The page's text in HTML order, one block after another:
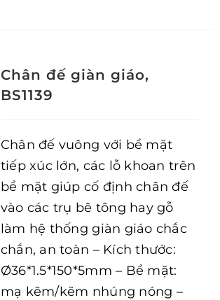
Chân đế giàn giáo,
BS1139
Chân đế vuông với bề mặt
tiếp xúc lớn, các lỗ khoan trên
bề mặt giúp cố định chân đế
vào các trụ bê tông hay gỗ
làm hệ thống giàn giáo chắc
chắn, an toàn – Kích thước:
Ø36*1.5*150*5mm – Bề mặt:
mạ kẽm/kẽm nhúng nóng –